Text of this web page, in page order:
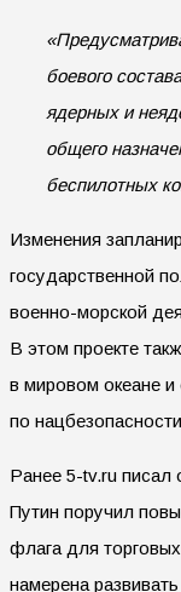
боевого
ядерных и
общего
беспилотных
Изменения
государственной
военно-морской
В этом проекте
в мировом океане
по
Ранее 5-tv.ru писал
Путин поручил
флага для
намерена